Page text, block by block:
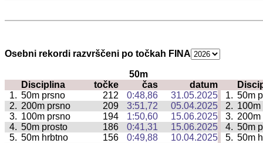
Osebni rekordi razvrščeni po točkah FINA
50m
Disciplina
točke čas datum
1. 50m prsno 212 0:48,86 31.05.2025 1. 50m
2. 200m prsno 209 3:51,72 05.04.2025 2. 100m
3. 100m prsno 194 1:50,60 15.06.2025 3. 200m
4. 50m prosto 186 0:41,31 15.06.2025 4. 50m
5. 50m hrbtno 156 0:49,88 10.04.2025 5. 50m